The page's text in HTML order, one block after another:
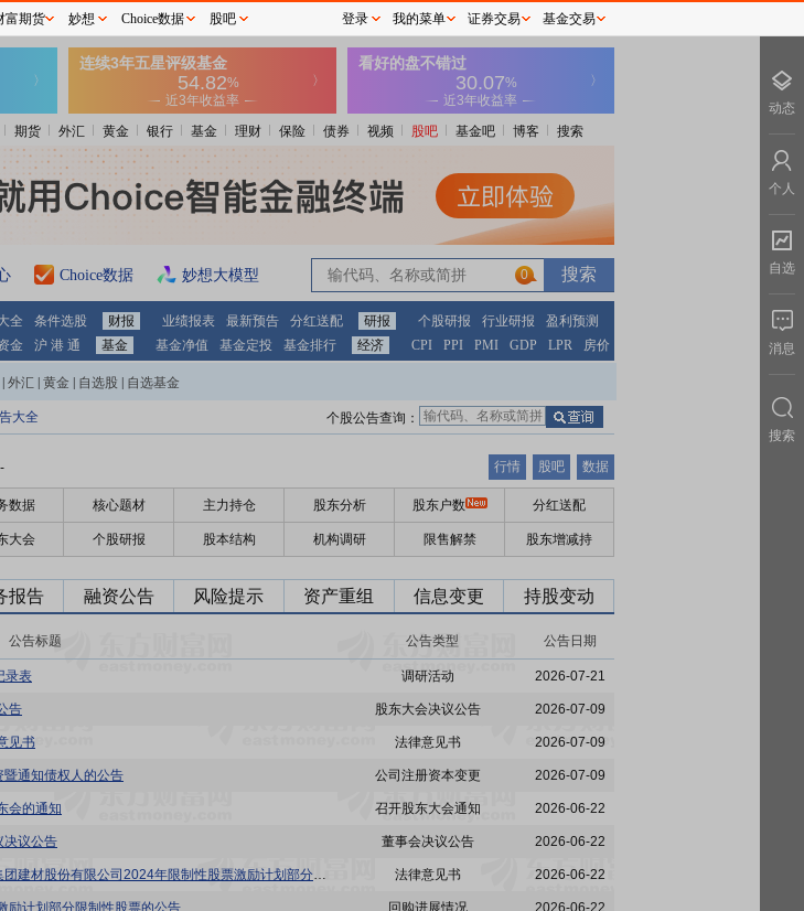
期货 外汇 黄金 银行 基金 理财 保险 债券 视频 股吧 基金吧 博客 搜索
Choice数据 妙想大模型 0
全 条件选股 财报 业绩报表 最新预告 分红送配 研报 个股研报 行业研报
盈利预测
金 沪 港 通 基金 基金净值 基金定投 基金排行 经济 CPI PPI PMI GDP LPR 房价
外汇 黄金 自选股 自选基金
大全 个股公告查询：
- 行情 股吧 数据
数据 核心题材 主力持仓 股东分析 股东户数 分红送配
大会 个股研报 股本结构 机构调研 限售解禁 股东增减持
报告 融资公告 风险提示 资产重组 信息变更 持股变动
公告标题 公告类型 公告日期
录表 调研活动 2026-07-21
告 股东大会决议公告 2026-07-09
见书 法律意见书 2026-07-09
通知债权人的公告 公司注册资本变更 2026-07-09
会的通知 召开股东大会通知 2026-06-22
决议公告 董事会决议公告 2026-06-22
北新建材:北京市嘉源律师事务所关于北新集团建材股份有限公司2024年限制性股票激励计划部分限制性股票回购注销之法律意见书 法律意见书 2026-06-22
励计划部分限制性股票的公告 回购进展情况 2026-06-22
富期货 妙想 Choice数据 股吧 登录 我的菜单 证券交易 基金交易
动态
个人
自选
消息
搜索